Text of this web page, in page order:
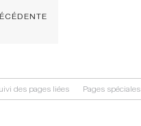
des pages liées Pages spéciales